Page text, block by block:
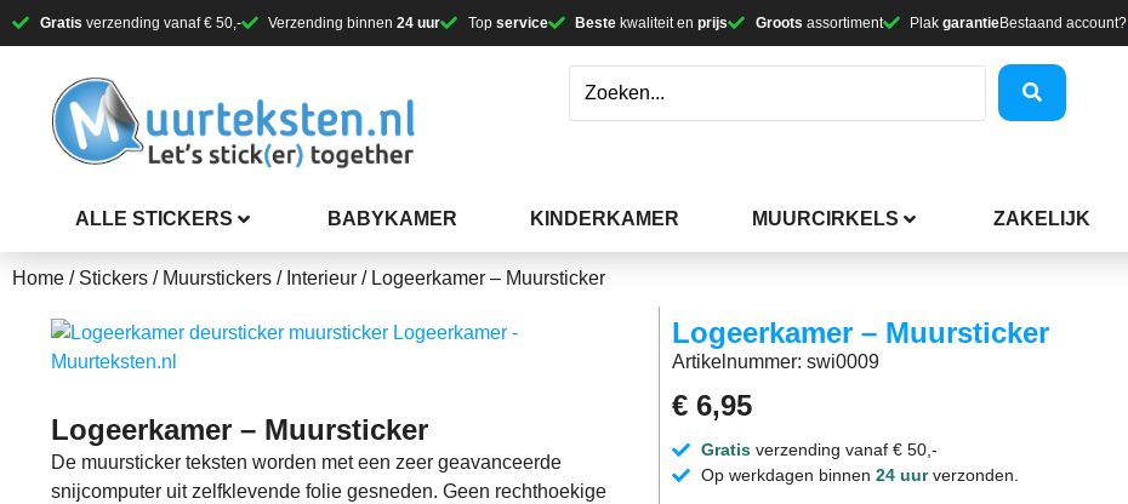
Gratis verzending vanaf € 50,- Verzending binnen 24 uur Top service Beste kwaliteit en prijs Groots assortiment Plak garantieBestaand account?
ALLE STICKERS BABYKAMER KINDERKAMER MUURCIRKELS ZAKELIJK
Home / Stickers / Muurstickers / Interieur / Logeerkamer – Muursticker
Logeerkamer – Muursticker
De muursticker teksten worden met een zeer geavanceerde
snijcomputer uit zelfklevende folie gesneden. Geen rechthoekige
Logeerkamer – Muursticker
Artikelnummer: swi0009
€ 6,95
Gratisverzending vanaf € 50,-
Op werkdagen binnen 24 uurverzonden.